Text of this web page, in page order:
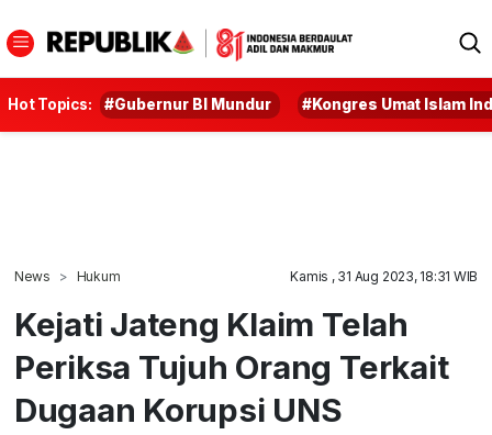
Hot Topics: #Gubernur BI Mundur #Kongres Umat Islam
News Hukum Kamis , 31 Aug 2023, 18:31 WIB
Kejati Jateng Klaim Telah
Periksa Tujuh Orang Terkait
Dugaan Korupsi UNS